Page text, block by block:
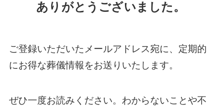
ありがとうございました。
ご登録いただいたメールアドレス宛に、定期的
にお得な葬儀情報をお送りいたします。
ぜひ一度お読みください。わからないことや不